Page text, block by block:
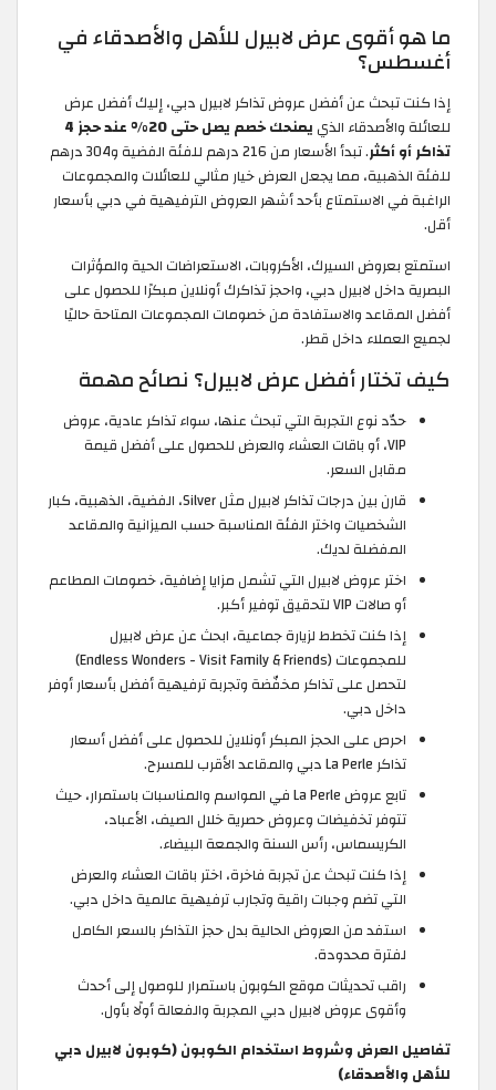
ما هو أقوى عرض لابيرل للأهل والأصدقاء في
أغسطس؟
إذا كنت تبحث عن أفضل عروض تذاكر لابيرل دبي، إليك أفضل عرض
للعائلة والأصدقاء الذي
يمنحك خصم يصل حتى 20% عند حجز 4
تذاكر أو أكثر
. تبدأ الأسعار من 216 درهم للفئة الفضية و304 درهم
للفئة الذهبية، مما يجعل العرض خيار مثالي للعائلات والمجموعات
الراغبة في الاستمتاع بأحد أشهر العروض الترفيهية في دبي بأسعار
أقل.
استمتع بعروض السيرك، الأكروبات، الاستعراضات الحية والمؤثرات
البصرية داخل لابيرل دبي، واحجز تذاكرك أونلاين مبكرًا للحصول على
أفضل المقاعد والاستفادة من خصومات المجموعات المتاحة حاليًا
لجميع العملاء داخل قطر.
كيف تختار أفضل عرض لابيرل؟ نصائح مهمة
حدّد نوع التجربة التي تبحث عنها، سواء تذاكر عادية، عروض
VIP، أو باقات العشاء والعرض للحصول على أفضل قيمة
مقابل السعر.
قارن بين درجات تذاكر لابيرل مثل Silver، الفضية، الذهبية، كبار
الشخصيات واختر الفئة المناسبة حسب الميزانية والمقاعد
المفضلة لديك.
اختر عروض لابيرل التي تشمل مزايا إضافية، خصومات المطاعم
أو صالات VIP لتحقيق توفير أكبر.
إذا كنت تخطط لزيارة جماعية، ابحث عن عرض لابيرل
للمجموعات (Endless Wonders - Visit Family & Friends)
لتحصل على تذاكر مخفّضة وتجربة ترفيهية أفضل بأسعار أوفر
داخل دبي.
احرص على الحجز المبكر أونلاين للحصول على أفضل أسعار
تذاكر La Perle دبي والمقاعد الأقرب للمسرح.
تابع عروض La Perle في المواسم والمناسبات باستمرار، حيث
تتوفر تخفيضات وعروض حصرية خلال الصيف، الأعباد،
الكريسماس، رأس السنة والجمعة البيضاء.
إذا كنت تبحث عن تجربة فاخرة، اختر باقات العشاء والعرض
التي تضم وجبات راقية وتجارب ترفيهية عالمية داخل دبي.
استفد من العروض الحالية بدل حجز التذاكر بالسعر الكامل
لفترة محدودة.
راقب تحديثات موقع الكوبون باستمرار للوصول إلى أحدث
وأقوى عروض لابيرل دبي المجربة والفعالة أولًا بأول.
تفاصيل العرض وشروط استخدام الكوبون (كوبون لابيرل دبي
للأهل والأصدقاء)